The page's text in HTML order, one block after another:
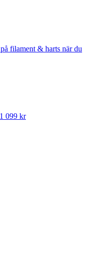
filament & harts när du
099 kr